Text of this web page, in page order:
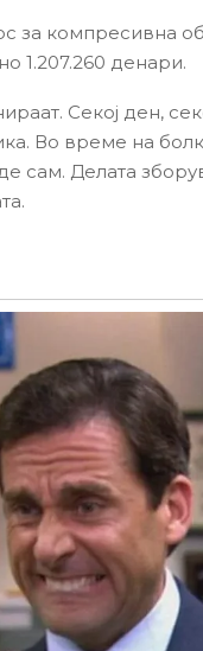
за компресивна
1.207.260 денари.
Секој ден,
Во време на
сам. Делата